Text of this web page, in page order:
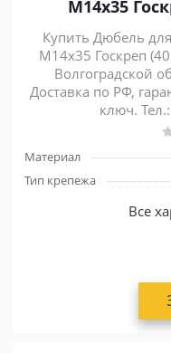
M14x35
Купить Дюбель
M14x35 Госкреп
Волгоградской
Доставка по РФ,
ключ.
Материал
Тип крепежа
Все